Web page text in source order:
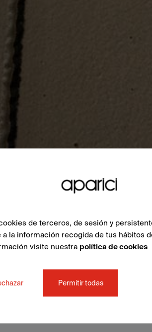
cookies de terceros, de sesión y
la información recogida de tus hábitos
visite nuestra política de cookies
Permitir todas